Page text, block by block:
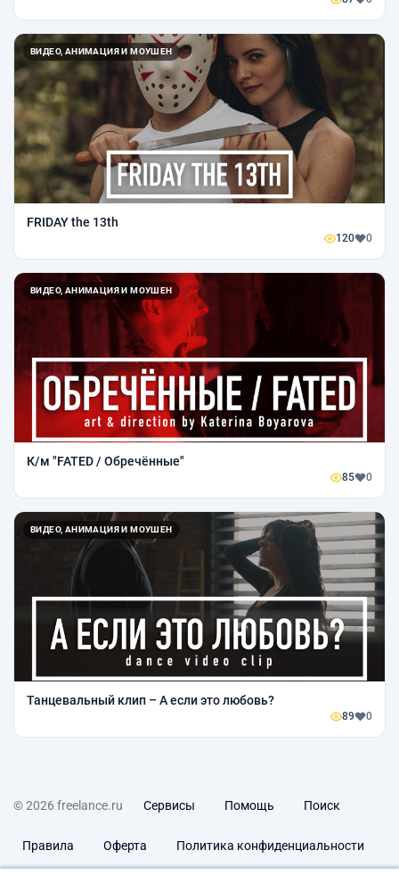
ВИДЕО, АНИМАЦИЯ И МОУШЕН
FRIDAY the 13th
120 0
ВИДЕО, АНИМАЦИЯ И МОУШЕН
К/м "FATED / Обречённые"
85 0
ВИДЕО, АНИМАЦИЯ И МОУШЕН
Танцевальный клип – А если это любовь?
89 0
© 2026 freelance.ru Сервисы Помощь Поиск
Правила Оферта Политика конфиденциальности